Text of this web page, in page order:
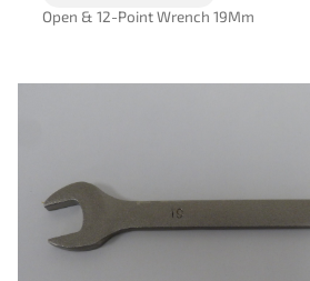
Open & 12-Point Wrench 19Mm